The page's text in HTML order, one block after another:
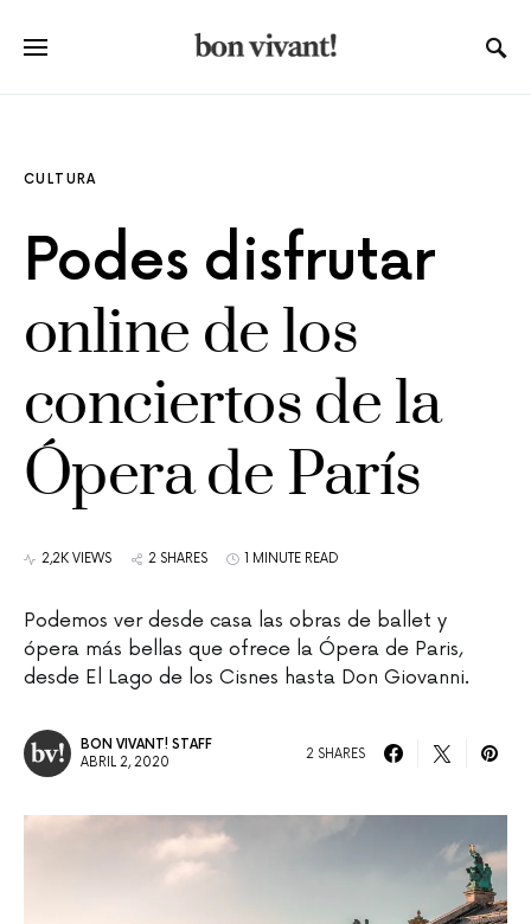
CULTURA
Podes disfrutar
online de los
conciertos de la
Ópera de París
2,2K VIEWS 2 SHARES 1 MINUTE READ
Podemos ver desde casa las obras de ballet y
ópera más bellas que ofrece la Ópera de Paris,
desde El Lago de los Cisnes hasta Don Giovanni.
BON VIVANT! STAFF
ABRIL 2, 2020
2 SHARES